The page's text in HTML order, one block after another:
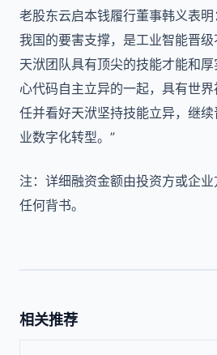
老股东云启本钱履行董事韩义表
我国的要害支撑，是工业智能晋级
天洑团队具有顶尖的技能才能和
心代码自主立异的一起，具有世
任并看好天洑坚持技能立异，继
业数字化转型。”
注：详细融资金额由投资方或企
任何背书。
相关推荐